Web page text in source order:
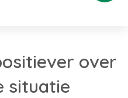
over
situatie